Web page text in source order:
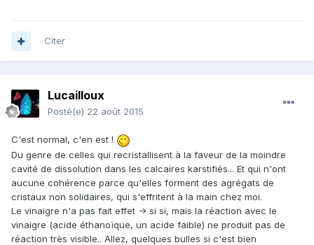
Citer
Lucailloux
Posté(e) 22 août 2015
C'est normal, c'en est !
Du genre de celles qui recristallisent à la faveur de la moindre
cavité de dissolution dans les calcaires karstifiés... Et qui n'ont
aucune cohérence parce qu'elles forment des agrégats de
cristaux non solidaires, qui s'effritent à la main chez moi.
Le vinaigre n'a pas fait effet -> si si, mais la réaction avec le
vinaigre (acide éthanoïque, un acide faible) ne produit pas de
réaction très visible.. Allez, quelques bulles si c'est bien